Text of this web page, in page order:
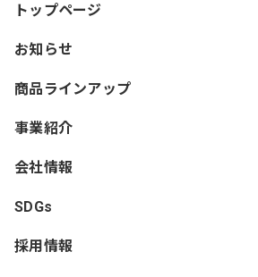
トップページ
お知らせ
商品ラインアップ
事業紹介
会社情報
SDGs
採用情報